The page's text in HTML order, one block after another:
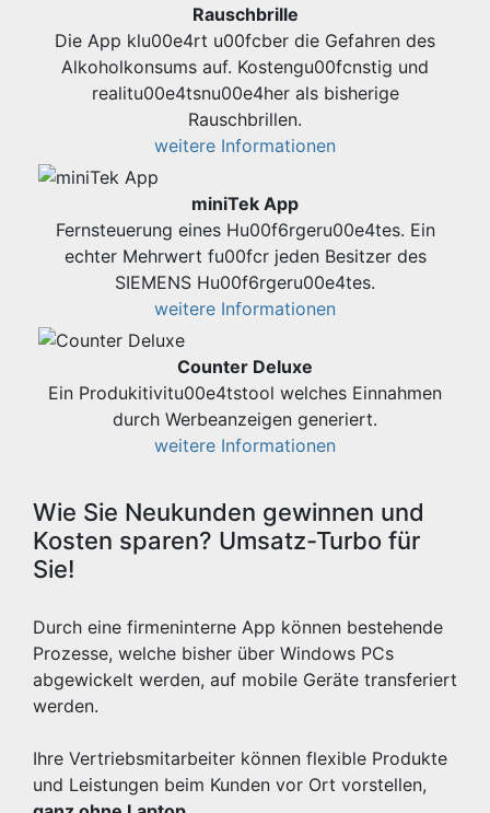
Rauschbrille
Die App klu00e4rt u00fcber die Gefahren des
Alkoholkonsums auf. Kostengu00fcnstig und
realitu00e4tsnu00e4her als bisherige
Rauschbrillen.
weitere Informationen
miniTek App
Fernsteuerung eines Hu00f6rgeru00e4tes. Ein
echter Mehrwert fu00fcr jeden Besitzer des
SIEMENS Hu00f6rgeru00e4tes.
weitere Informationen
Counter Deluxe
Ein Produkitivitu00e4tstool welches Einnahmen
durch Werbeanzeigen generiert.
weitere Informationen
Wie Sie Neukunden gewinnen und
Kosten sparen? Umsatz-Turbo für
Sie!
Durch eine firmeninterne App können bestehende
Prozesse, welche bisher über Windows PCs
abgewickelt werden, auf mobile Geräte transferiert
werden.
Ihre Vertriebsmitarbeiter können flexible Produkte
und Leistungen beim Kunden vor Ort vorstellen,